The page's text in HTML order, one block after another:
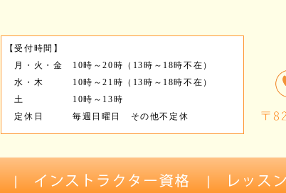
【受付時間】
月・火・金 10時～20時（13時～18時不在）
水・木 10時～21時（13時～18時不在）
土 10時～13時
定休日 毎週日曜日 その他不定休